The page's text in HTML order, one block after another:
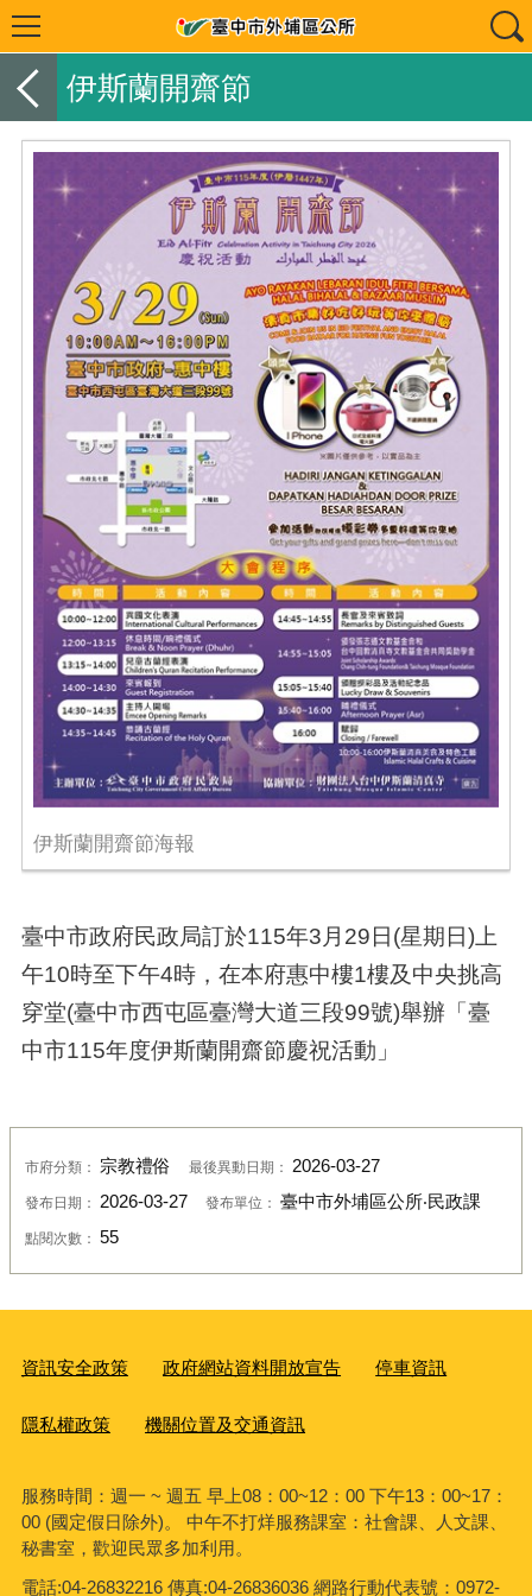
伊斯蘭開齋節
伊斯蘭開齋節海報
臺中市政府民政局訂於115年3月29日(星期日)上
午10時至下午4時，在本府惠中樓1樓及中央挑高
穿堂(臺中市西屯區臺灣大道三段99號)舉辦「臺
中市115年度伊斯蘭開齋節慶祝活動」
市府分類： 宗教禮俗 最後異動日期： 2026-03-27
發布日期： 2026-03-27 發布單位： 臺中市外埔區公所‧民政課
點閱次數： 55
資訊安全政策 政府網站資料開放宣告 停車資訊
隱私權政策 機關位置及交通資訊
服務時間：週一 ~ 週五 早上08：00~12：00 下午13：00~17：
00 (國定假日除外)。 中午不打烊服務課室：社會課、人文課、
秘書室，歡迎民眾多加利用。
電話:04-26832216 傳真:04-26836036 網路行動代表號：0972-